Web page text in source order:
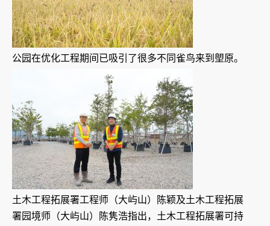
公园在优化工程期间已吸引了很多不同雀鸟来到塱原。
土木工程拓展署工程师（大屿山）陈颖及土木工程拓展
署园境师（大屿山）陈隽浩指出，土木工程拓展署可持